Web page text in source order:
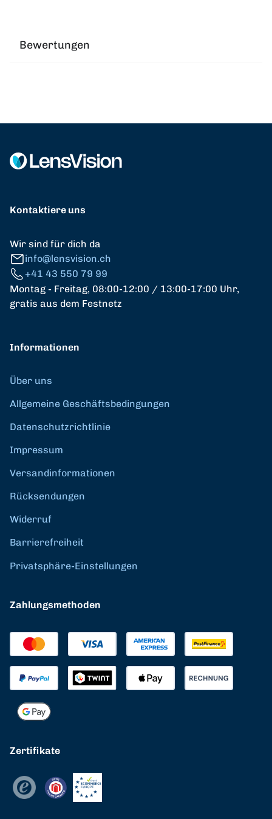
Bewertungen
Kontaktiere uns
Wir sind für dich da
info@lensvision.ch
+41 43 550 79 99
Montag - Freitag, 08:00-12:00 / 13:00-17:00 Uhr,
gratis aus dem Festnetz
Informationen
Über uns
Allgemeine Geschäftsbedingungen
Datenschutzrichtlinie
Impressum
Versandinformationen
Rücksendungen
Widerruf
Barrierefreiheit
Privatsphäre-Einstellungen
Zahlungsmethoden
Zertifikate